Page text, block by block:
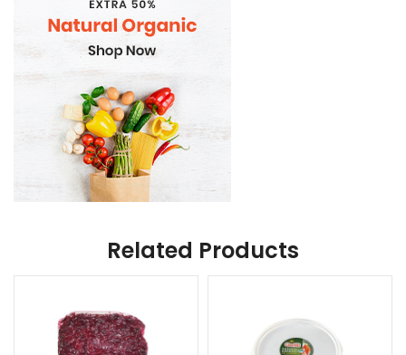
Related Products